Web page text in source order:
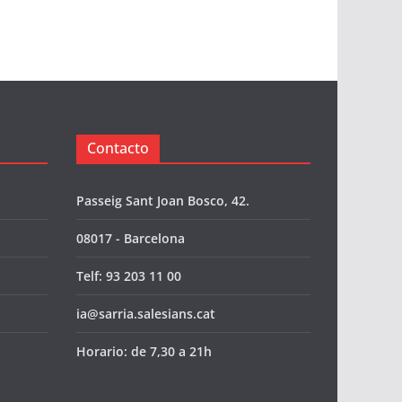
Contacto
Passeig Sant Joan Bosco, 42.
08017 - Barcelona
Telf: 93 203 11 00
ia@sarria.salesians.cat
Horario: de 7,30 a 21h